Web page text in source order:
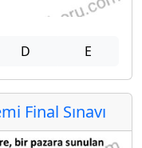
D E
Final Sınavı